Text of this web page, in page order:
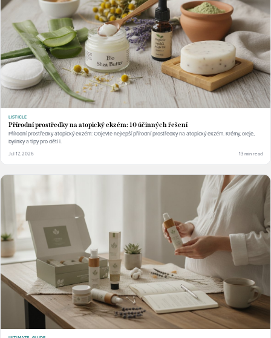
LISTICLE
Přírodní prostředky na atopický ekzém: 10 účinných řešení
Přírodní prostředky atopický ekzém: Objevte nejlepší přírodní prostředky na atopický ekzém. Krémy, oleje,
bylinky a tipy pro děti i.
Jul 17, 2026 13 min read